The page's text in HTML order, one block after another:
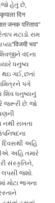
હેતુ છે,
दिन
जनक परितापा”
મટાડો. રામ
भव”
વંદના
ધનુષ્ય
થઇ ગઈ, છતાં
પગે
શિવ ધનુષ્યનું
જરૂરી છે. જો
રાખતા
અહિ
અહિ તમારે
સંસ્કૃતિને,
જશો.
ભાગના